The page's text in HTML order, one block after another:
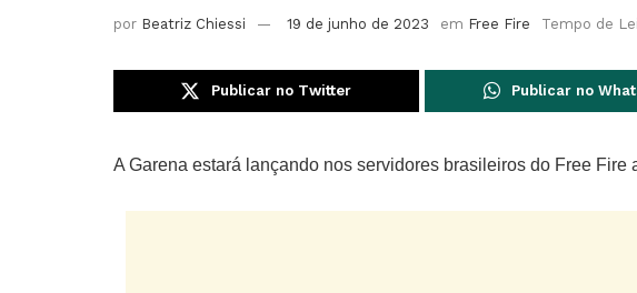
por Beatriz Chiessi 19 de junho de 2023 em Free Fire Tempo de
Publicar no Twitter Publicar no
A Garena estará lançando nos servidores brasileiros do Free